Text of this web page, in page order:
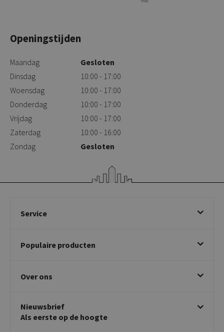
Openingstijden
Maandag
Gesloten
Dinsdag
10:00 - 17:00
Woensdag
10:00 - 17:00
Donderdag
10:00 - 17:00
Vrijdag
10:00 - 17:00
Zaterdag
10:00 - 16:00
Zondag
Gesloten
Service
Betalen & annuleren
Klachtafhandeling
Privacy policy
Populaire producten
Draaibare eetkamerstoelen
Taupe stoelen
Tuinstoelen
Over ons
Showroom
Contact
Nieuwsbrief
Als eerste op de hoogte